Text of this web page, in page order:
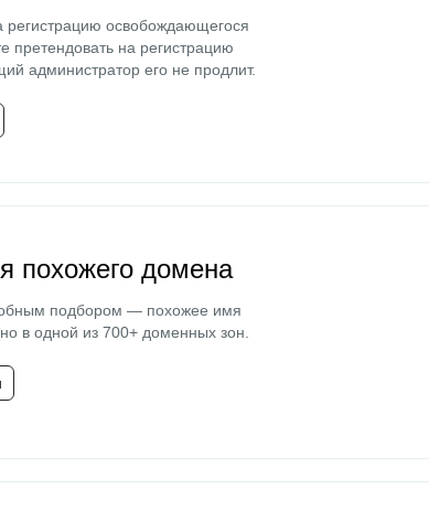
регистрацию освобождающегося
претендовать на регистрацию
администратор его не продлит.
похожего домена
подбором — похожее имя
в одной из 700+ доменных зон.